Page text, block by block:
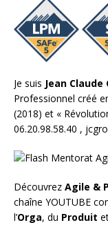
Je suis Jean Claude
Professionnel créé
(2018) et «
06.20.98.58.40 ,
Découvrez Agile &
chaîne YOUTUBE
l’Orga, du Produit